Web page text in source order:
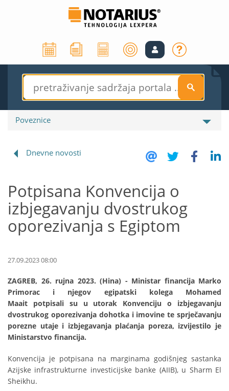
S
Poveznice
Dnevne novosti
Potpisana Konvencija o
izbjegavanju dvostrukog
oporezivanja s Egiptom
27.09.2023 08:00
ZAGREB, 26. rujna 2023. (Hina) - Ministar financija Marko
Primorac i njegov egipatski kolega Mohamed
Maait potpisali su u utorak Konvenciju o izbjegavanju
dvostrukog oporezivanja dohotka i imovine te sprječavanju
porezne utaje i izbjegavanja plaćanja poreza, izvijestilo je
Ministarstvo financija.
Konvencija je potpisana na marginama godišnjeg sastanka
Azijske infrastrukturne investicijske banke (AIIB), u Sharm El
Sheikhu.